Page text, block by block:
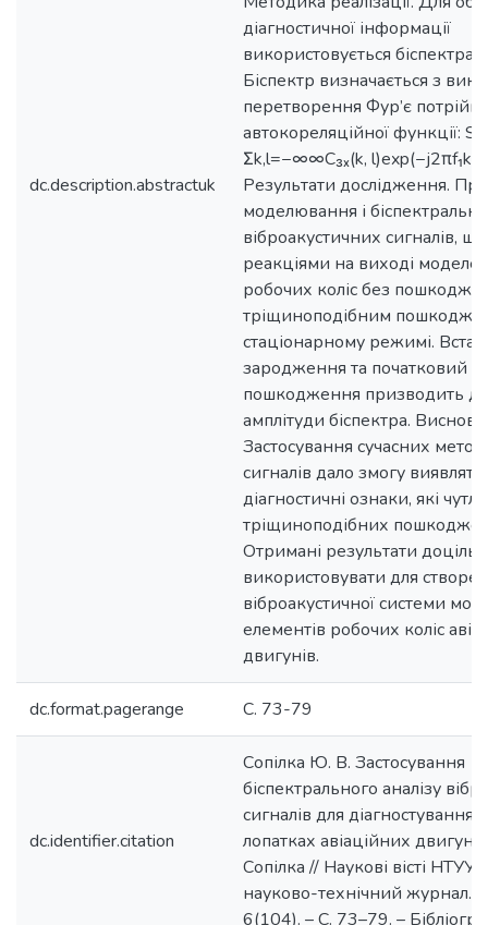
dc.description.abstractuk
діагностичної інформації
використовується
Біспектр визначається з
перетворення Фур’є
автокореляційної функції:
Σk,l=−∞∞C₃ₓ(k,
Результати дослідження.
моделювання і
віброакустичних сигналів,
реакціями на виході
робочих коліс без
тріщиноподібним
стаціонарному режимі.
зародження та початковий
пошкодження призводить
амплітуди біспектра.
Застосування сучасних
сигналів дало змогу виявляти
діагностичні ознаки, які
тріщиноподібних
Отримані результати
використовувати для
віброакустичної системи
елементів робочих коліс
двигунів.
dc.format.pagerange С. 73-79
dc.identifier.citation
Сопілка Ю. В. Застосування
біспектрального аналізу
сигналів для діагностування
лопатках авіаційних
Сопілка // Наукові вісті НТУУ
науково-технічний журнал.
6(104). – С. 73–79. –